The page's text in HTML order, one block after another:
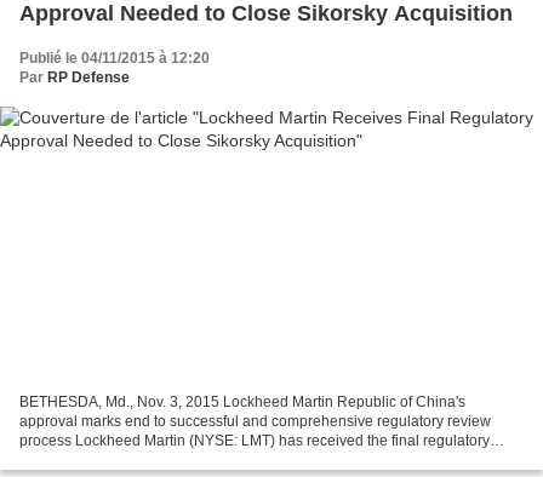
Approval Needed to Close Sikorsky Acquisition
Publié le 04/11/2015 à 12:20
Par RP Defense
BETHESDA, Md., Nov. 3, 2015 Lockheed Martin Republic of China's
approval marks end to successful and comprehensive regulatory review
process Lockheed Martin (NYSE: LMT) has received the final regulatory